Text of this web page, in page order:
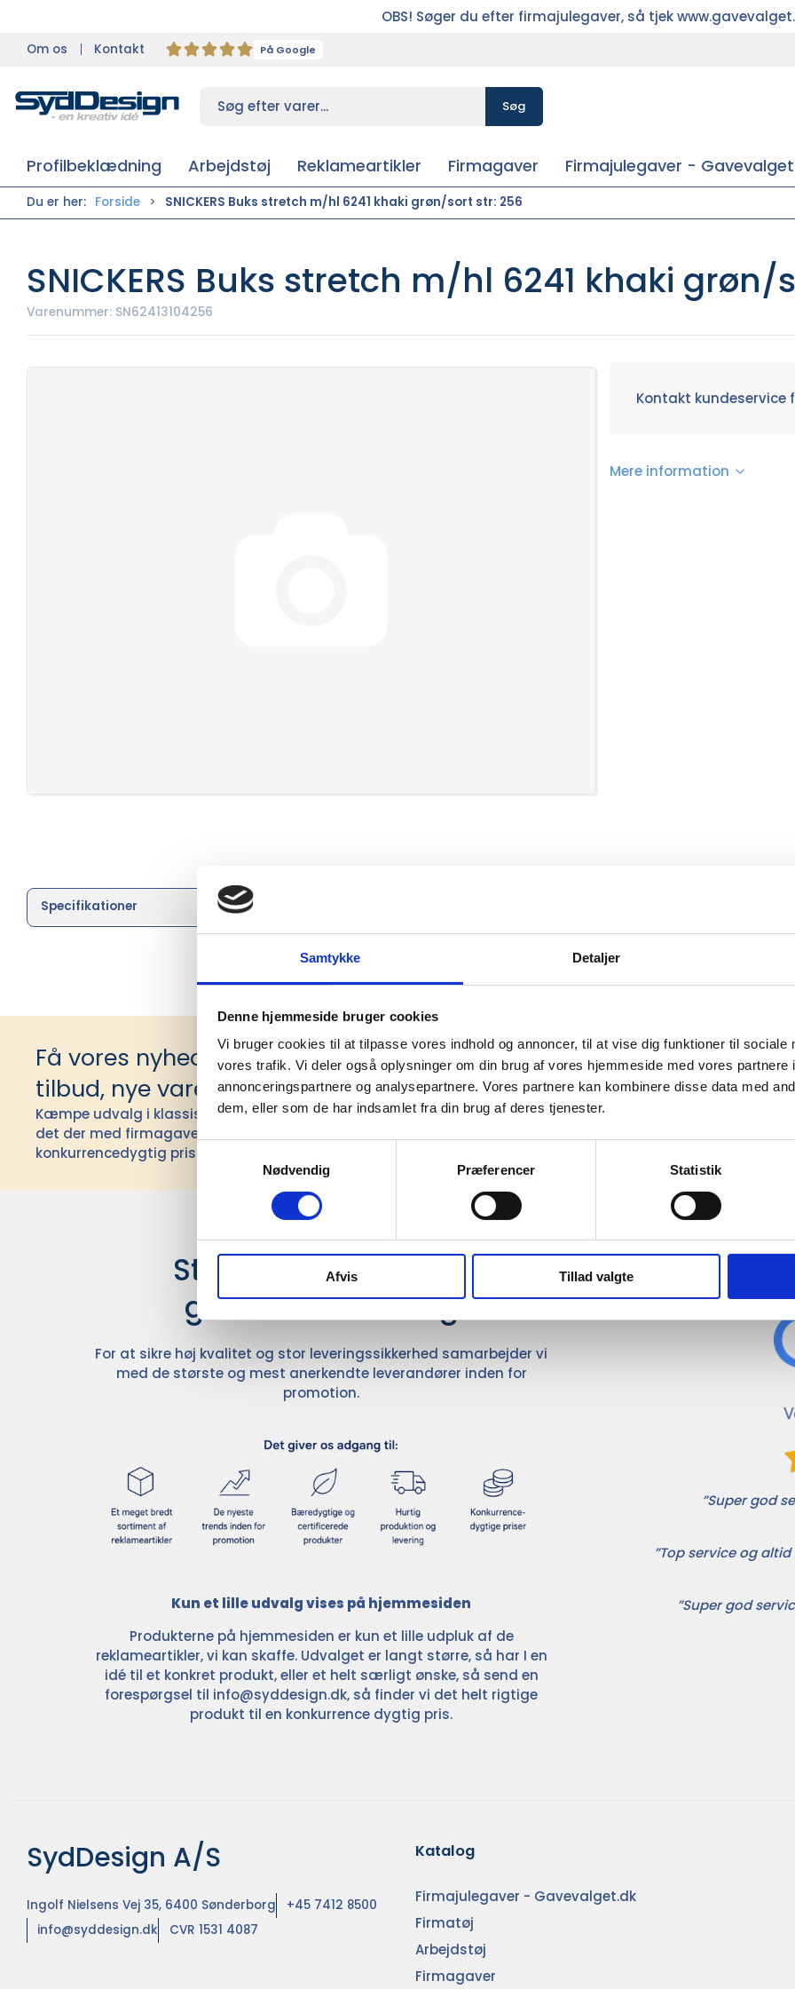
Samtykke Detaljer
Denne hjemmeside bruger cookies
Vi bruger cookies til at tilpasse vores indhold og annoncer, til at vise dig funktioner til sociale
vores trafik. Vi deler også oplysninger om din brug af vores hjemmeside med vores partnere
annonceringspartnere og analysepartnere. Vores partnere kan kombinere disse data med
dem, eller som de har indsamlet fra din brug af deres tjenester.
Nødvendig
Præferencer Statistik
Afvis Tillad valgte
OBS! Søger du efter firmajulegaver, så tjek
Om os Kontakt På Google
Søg
Profilbeklædning Arbejdstøj Reklameartikler Firmagaver Firmajulegaver -
Du er her: Forside SNICKERS Buks stretch m/hl 6241 khaki grøn/sort str: 256
SNICKERS Buks stretch m/hl 6241 khaki grøn/
Varenummer: SN62413104256
Kontakt
Mere information
Specifikationer
Få vores nyhedsbrev med information om
tilbud, nye varer og andet godt
Kæmpe udvalg i klassiske og nyskabende gaveidéer til din virksomhed. Vi kan
det der med firmagaver, og har ydet god personlig service til en
konkurrencedygtig pris siden 1991.
Stærke leverandører
giver større udvalg
For at sikre høj kvalitet og stor leveringssikkerhed samarbejder vi
med de største og mest anerkendte leverandører inden for
promotion.
Kun et lille udvalg vises på hjemmesiden
Produkterne på hjemmesiden er kun et lille udpluk af de
reklameartikler, vi kan skaffe. Udvalget er langt større, så har I en
idé til et konkret produkt, eller et helt særligt ønske, så send en
forespørgsel til info@syddesign.dk, så finder vi det helt rigtige
produkt til en konkurrence dygtig pris.
Det
”Super god
”Top service og
”Super god
SydDesign A/S
Ingolf Nielsens Vej 35, 6400 Sønderborg
+45 7412 8500
info@syddesign.dk
CVR 1531 4087
Katalog
Firmajulegaver - Gavevalget.dk
Firmatøj
Arbejdstøj
Firmagaver